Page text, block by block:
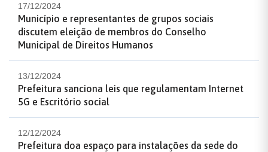
17/12/2024
Município e representantes de grupos sociais
discutem eleição de membros do Conselho
Municipal de Direitos Humanos
13/12/2024
Prefeitura sanciona leis que regulamentam Internet
5G e Escritório social
12/12/2024
Prefeitura doa espaço para instalações da sede do